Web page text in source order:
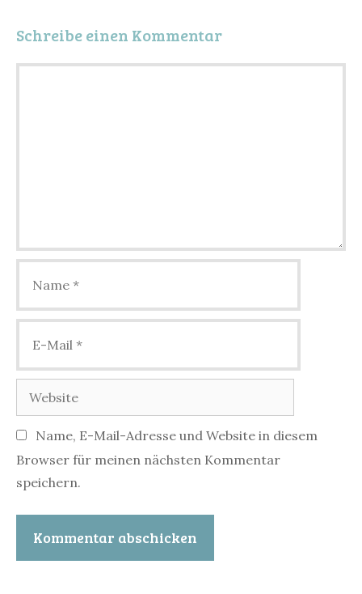
Schreibe einen Kommentar
Mail
Website
Name, E-Mail-Adresse und Website in diesem
Browser für meinen nächsten Kommentar
speichern.